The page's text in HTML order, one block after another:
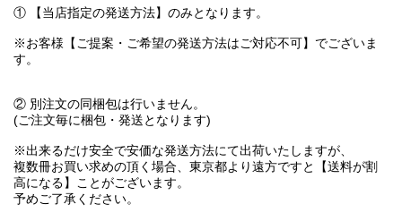
① 【当店指定の発送方法】のみとなります。
※お客様【ご提案・ご希望の発送方法はご対応不可】でございま
す。
② 別注文の同梱包は行いません。
(ご注文毎に梱包・発送となります)
※出来るだけ安全で安価な発送方法にて出荷いたしますが、
複数冊お買い求めの頂く場合、東京都より遠方ですと【送料が割
高になる】ことがございます。
予めご了承ください。